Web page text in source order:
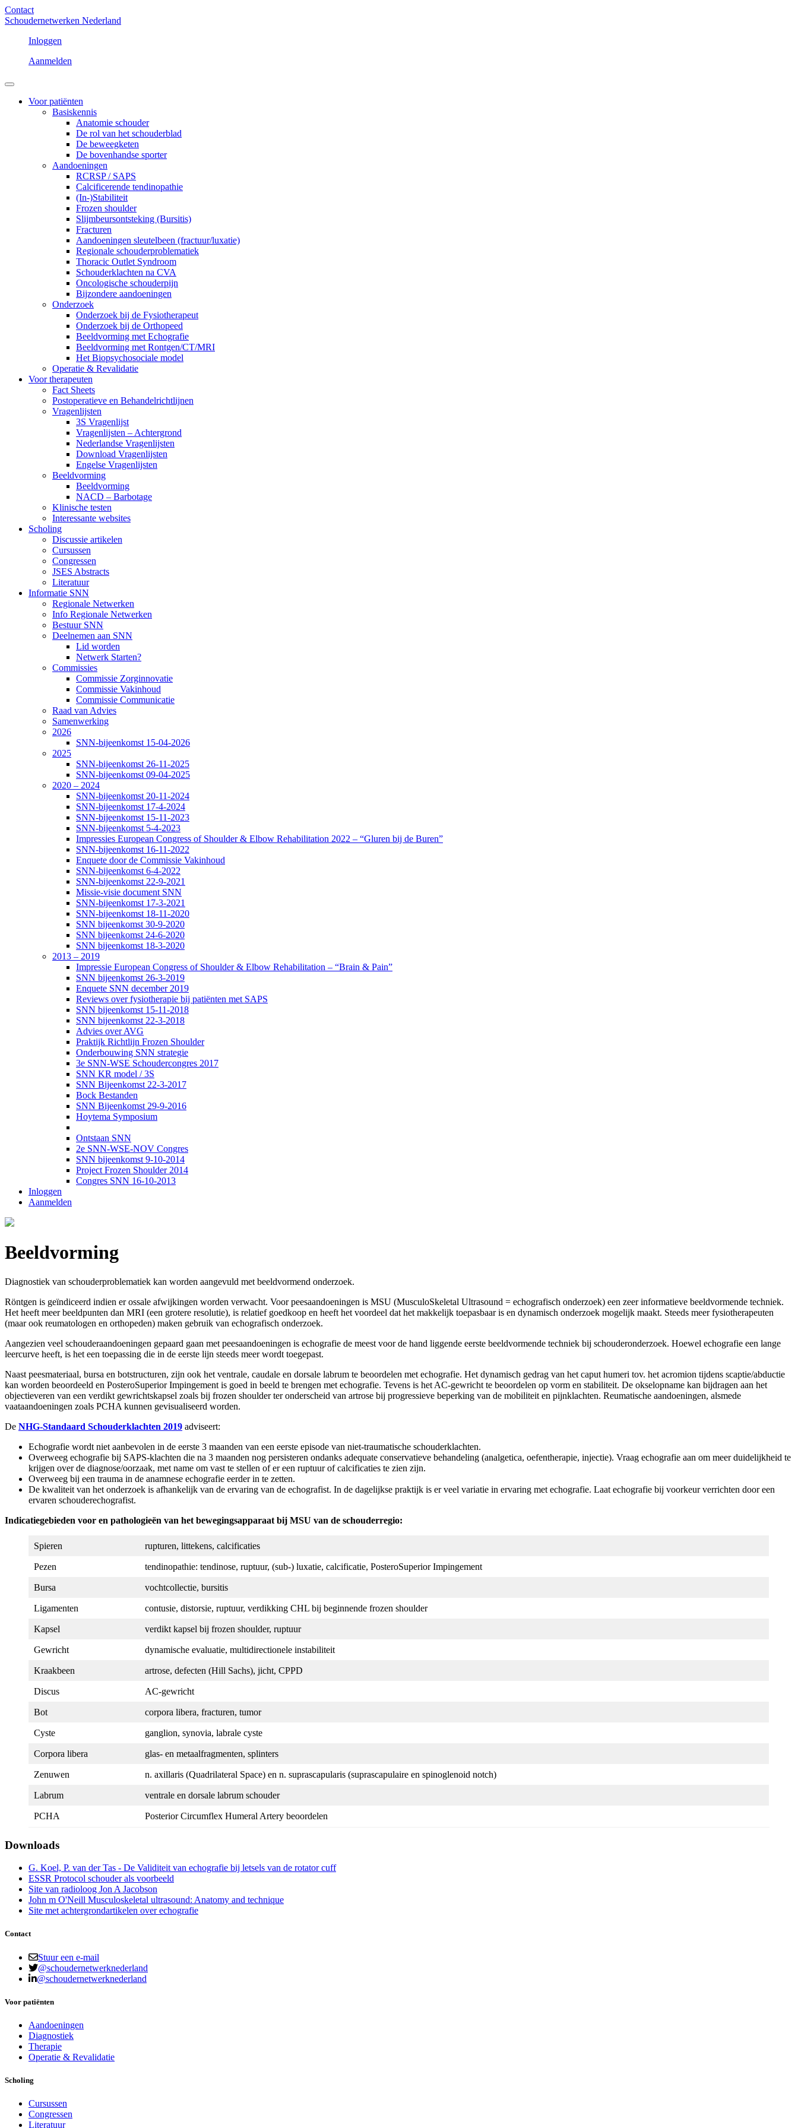
Contact
Schoudernetwerken Nederland
Inloggen
Aanmelden
Voor patiënten
Basiskennis
Anatomie schouder
De rol van het schouderblad
De beweegketen
De bovenhandse sporter
Aandoeningen
RCRSP / SAPS
Calcificerende tendinopathie
(In-)Stabiliteit
Frozen shoulder
Slijmbeursontsteking (Bursitis)
Fracturen
Aandoeningen sleutelbeen (fractuur/luxatie)
Regionale schouderproblematiek
Thoracic Outlet Syndroom
Schouderklachten na CVA
Oncologische schouderpijn
Bijzondere aandoeningen
Onderzoek
Onderzoek bij de Fysiotherapeut
Onderzoek bij de Orthopeed
Beeldvorming met Echografie
Beeldvorming met Rontgen/CT/MRI
Het Biopsychosociale model
Operatie & Revalidatie
Voor therapeuten
Fact Sheets
Postoperatieve en Behandelrichtlijnen
Vragenlijsten
3S Vragenlijst
Vragenlijsten – Achtergrond
Nederlandse Vragenlijsten
Download Vragenlijsten
Engelse Vragenlijsten
Beeldvorming
Beeldvorming
NACD – Barbotage
Klinische testen
Interessante websites
Scholing
Discussie artikelen
Cursussen
Congressen
JSES Abstracts
Literatuur
Informatie SNN
Regionale Netwerken
Info Regionale Netwerken
Bestuur SNN
Deelnemen aan SNN
Lid worden
Netwerk Starten?
Commissies
Commissie Zorginnovatie
Commissie Vakinhoud
Commissie Communicatie
Raad van Advies
Samenwerking
2026
SNN-bijeenkomst 15-04-2026
2025
SNN-bijeenkomst 26-11-2025
SNN-bijeenkomst 09-04-2025
2020 – 2024
SNN-bijeenkomst 20-11-2024
SNN-bijeenkomst 17-4-2024
SNN-bijeenkomst 15-11-2023
SNN-bijeenkomst 5-4-2023
Impressies European Congress of Shoulder & Elbow Rehabilitation 2022 – “Gluren bij de Buren”
SNN-bijeenkomst 16-11-2022
Enquete door de Commissie Vakinhoud
SNN-bijeenkomst 6-4-2022
SNN-bijeenkomst 22-9-2021
Missie-visie document SNN
SNN-bijeenkomst 17-3-2021
SNN-bijeenkomst 18-11-2020
SNN bijeenkomst 30-9-2020
SNN bijeenkomst 24-6-2020
SNN bijeenkomst 18-3-2020
2013 – 2019
Impressie European Congress of Shoulder & Elbow Rehabilitation – “Brain & Pain”
SNN bijeenkomst 26-3-2019
Enquete SNN december 2019
Reviews over fysiotherapie bij patiënten met SAPS
SNN bijeenkomst 15-11-2018
SNN bijeenkomst 22-3-2018
Advies over AVG
Praktijk Richtlijn Frozen Shoulder
Onderbouwing SNN strategie
3e SNN-WSE Schoudercongres 2017
SNN KR model / 3S
SNN Bijeenkomst 22-3-2017
Bock Bestanden
SNN Bijeenkomst 29-9-2016
Hoytema Symposium
Ontstaan SNN
2e SNN-WSE-NOV Congres
SNN bijeenkomst 9-10-2014
Project Frozen Shoulder 2014
Congres SNN 16-10-2013
Inloggen
Aanmelden
Beeldvorming
Diagnostiek van schouderproblematiek kan worden aangevuld met beeldvormend onderzoek.
Röntgen is geïndiceerd indien er ossale afwijkingen worden verwacht. Voor peesaandoeningen is MSU (MusculoSkeletal Ultrasound = echografisch onderzoek) een zeer informatieve beeldvormende techniek.
Het heeft meer beeldpunten dan MRI (een grotere resolutie), is relatief goedkoop en heeft het voordeel dat het makkelijk toepasbaar is en dynamisch onderzoek mogelijk maakt. Steeds meer fysiotherapeuten
(maar ook reumatologen en orthopeden) maken gebruik van echografisch onderzoek.
Aangezien veel schouderaandoeningen gepaard gaan met peesaandoeningen is echografie de meest voor de hand liggende eerste beeldvormende techniek bij schouderonderzoek. Hoewel echografie een lange
leercurve heeft, is het een toepassing die in de eerste lijn steeds meer wordt toegepast.
Naast peesmateriaal, bursa en botstructuren, zijn ook het ventrale, caudale en dorsale labrum te beoordelen met echografie. Het dynamisch gedrag van het caput humeri tov. het acromion tijdens scaptie/abductie
kan worden beoordeeld en PosteroSuperior Impingement is goed in beeld te brengen met echografie. Tevens is het AC-gewricht te beoordelen op vorm en stabiliteit. De okselopname kan bijdragen aan het
objectieveren van een verdikt gewrichtskapsel zoals bij frozen shoulder ter onderscheid van artrose bij progressieve beperking van de mobiliteit en pijnklachten. Reumatische aandoeningen, alsmede
vaataandoeningen zoals PCHA kunnen gevisualiseerd worden.
De NHG-Standaard Schouderklachten 2019 adviseert:
Echografie wordt niet aanbevolen in de eerste 3 maanden van een eerste episode van niet-traumatische schouderklachten.
Overweeg echografie bij SAPS-klachten die na 3 maanden nog persisteren ondanks adequate conservatieve behandeling (analgetica, oefentherapie, injectie). Vraag echografie aan om meer duidelijkheid te
krijgen over de diagnose/oorzaak, met name om vast te stellen of er een ruptuur of calcificaties te zien zijn.
Overweeg bij een trauma in de anamnese echografie eerder in te zetten.
De kwaliteit van het onderzoek is afhankelijk van de ervaring van de echografist. In de dagelijkse praktijk is er veel variatie in ervaring met echografie. Laat echografie bij voorkeur verrichten door een
ervaren schouderechografist.
Indicatiegebieden voor en pathologieën van het bewegingsapparaat bij MSU van de schouderregio:
Spieren rupturen, littekens, calcificaties
Pezen tendinopathie: tendinose, ruptuur, (sub-) luxatie, calcificatie, PosteroSuperior Impingement
Bursa vochtcollectie, bursitis
Ligamenten contusie, distorsie, ruptuur, verdikking CHL bij beginnende frozen shoulder
Kapsel verdikt kapsel bij frozen shoulder, ruptuur
Gewricht dynamische evaluatie, multidirectionele instabiliteit
Kraakbeen artrose, defecten (Hill Sachs), jicht, CPPD
Discus AC-gewricht
Bot corpora libera, fracturen, tumor
Cyste ganglion, synovia, labrale cyste
Corpora libera glas- en metaalfragmenten, splinters
Zenuwen n. axillaris (Quadrilateral Space) en n. suprascapularis (suprascapulaire en spinoglenoid notch)
Labrum ventrale en dorsale labrum schouder
PCHA Posterior Circumflex Humeral Artery beoordelen
Downloads
G. Koel, P. van der Tas - De Validiteit van echografie bij letsels van de rotator cuff
ESSR Protocol schouder als voorbeeld
Site van radioloog Jon A Jacobson
John m O'Neill Musculoskeletal ultrasound: Anatomy and technique
Site met achtergrondartikelen over echografie
Contact
Stuur een e-mail
@schoudernetwerknederland
@schoudernetwerknederland
Voor patiënten
Aandoeningen
Diagnostiek
Therapie
Operatie & Revalidatie
Scholing
Cursussen
Congressen
Literatuur